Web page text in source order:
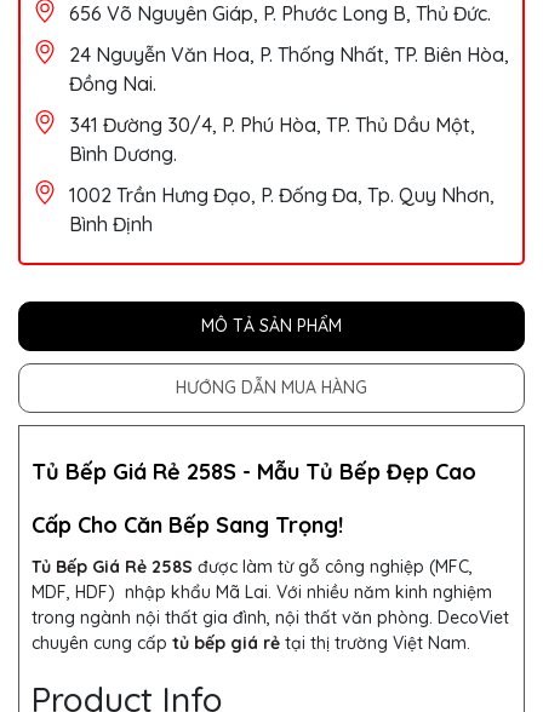
656 Võ Nguyên Giáp, P. Phước Long B, Thủ Đức.
24 Nguyễn Văn Hoa, P. Thống Nhất, TP. Biên Hòa,
Đồng Nai.
341 Đường 30/4, P. Phú Hòa, TP. Thủ Dầu Một,
Bình Dương.
1002 Trần Hưng Đạo, P. Đống Đa, Tp. Quy Nhơn,
Bình Định
MÔ TẢ SẢN PHẨM
HƯỚNG DẪN MUA HÀNG
Tủ Bếp Giá Rẻ 258S - Mẫu Tủ Bếp Đẹp Cao
Cấp Cho Căn Bếp Sang Trọng!
Tủ Bếp Giá Rẻ 258S được làm từ gỗ công nghiệp (MFC,
MDF, HDF) nhập khẩu Mã Lai. Với nhiều năm kinh nghiệm
trong ngành nội thất gia đình, nội thất văn phòng. DecoViet
chuyên cung cấp tủ bếp giá rẻ tại thị trường Việt Nam.
Product Info